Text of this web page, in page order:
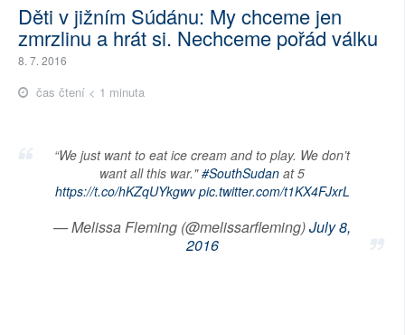
Děti v jižním Súdánu: My chceme jen
zmrzlinu a hrát si. Nechceme pořád válku
8. 7. 2016
čas čtení < 1 minuta
“We just want to eat ice cream and to play. We don’t
want all this war."#SouthSudan at 5
https://t.co/hKZqUYkgwv pic.twitter.com/t1KX4FJxrL
— Melissa Fleming (@melissarfleming)July 8,
2016